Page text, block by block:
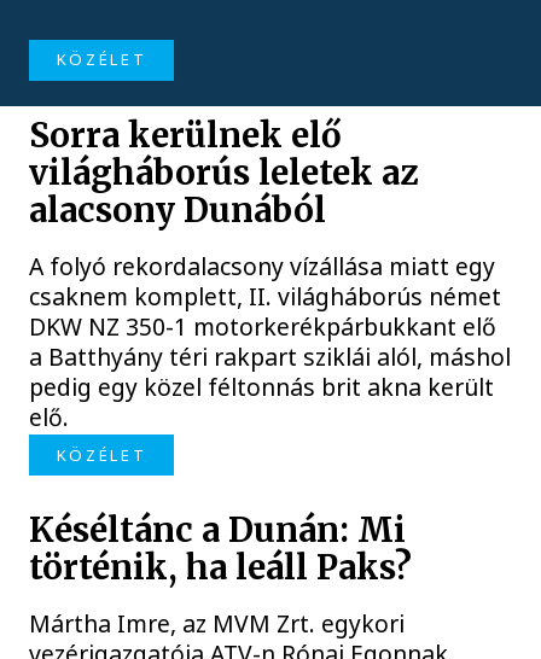
KÖZÉLET
Sorra kerülnek elő
világháborús leletek az
alacsony Dunából
A folyó rekordalacsony vízállása miatt egy
csaknem komplett, II. világháborús német
DKW NZ 350-1 motorkerékpárbukkant elő
a Batthyány téri rakpart sziklái alól, máshol
pedig egy közel féltonnás brit akna került
elő.
KÖZÉLET
Késéltánc a Dunán: Mi
történik, ha leáll Paks?
Mártha Imre, az MVM Zrt. egykori